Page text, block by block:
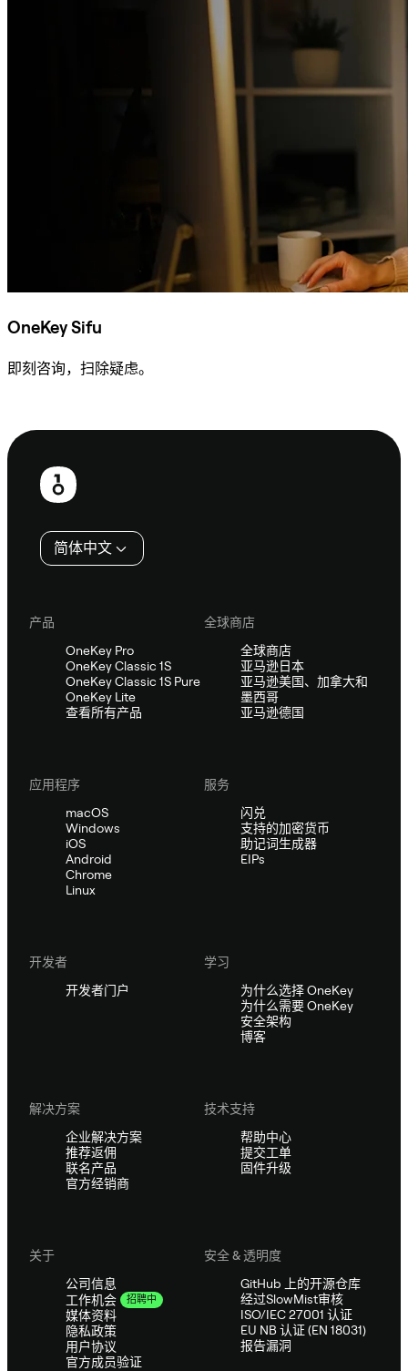
OneKey Sifu
即刻咨询，扫除疑虑。
页
简体中文
产品
OneKey Pro
OneKey Classic 1S
OneKey Classic 1S Pure
OneKey Lite
查看所有产品
全球商店
全球商店
亚马逊日本
亚马逊美国、加拿大和
墨西哥
亚马逊德国
应用程序
macOS
Windows
iOS
Android
Chrome
Linux
服务
闪兑
支持的加密货币
助记词生成器
EIPs
开发者
开发者门户
学习
为什么选择 OneKey
为什么需要 OneKey
安全架构
博客
解决方案
企业解决方案
推荐返佣
联名产品
官方经销商
技术支持
帮助中心
提交工单
固件升级
关于
公司信息
工作机会
招聘中
媒体资料
隐私政策
用户协议
官方成员验证
安全 & 透明度
GitHub 上的开源仓库
经过SlowMist审核
ISO/IEC 27001 认证
EU NB 认证 (EN 18031)
报告漏洞